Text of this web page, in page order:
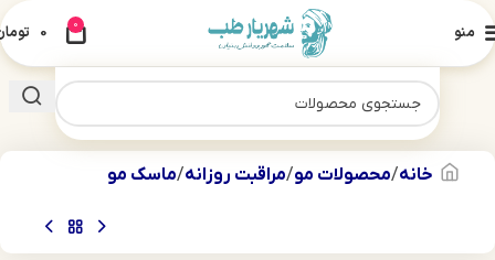
منو 0
0
خانه محصولات مو مراقبت روزانه ماسک مو